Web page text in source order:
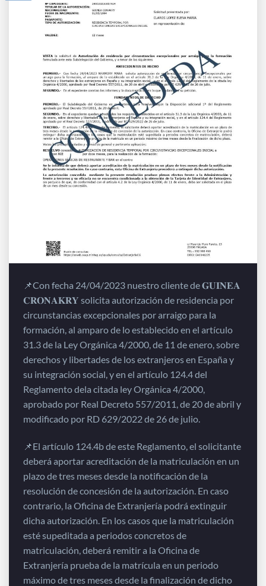
📌Con fecha 24/04/2023 nuestro cliente de 𝐆𝐔𝐈𝐍𝐄𝐀
𝐂𝐑𝐎𝐍𝐀𝐊𝐑𝐘 solicita autorización de residencia por
circunstancias excepcionales por arraigo para la
formación, al amparo de lo establecido en el artículo
31.3 de la Ley Orgánica 4/2000, de 11 de enero, sobre
derechos y libertades de los extranjeros en España y
su integración social, y en el artículo 124.4 del
Reglamento dela citada ley Orgánica 4/2000,
aprobado por Real Decreto 557/2011, de 20 de abril y
modificado por RD 629/2022 de 26 de julio.
📌El artículo 124.4b de este Reglamento, el solicitante
deberá aportar acreditación de la matriculación en un
plazo de tres meses desde la notificación de la
resolución de concesión de la autorización. En caso
contrario, la Oficina de Extranjería podrá extinguir
dicha autorización. En los casos que la matriculación
esté supeditada a periodos concretos de
matriculación, deberá remitir a la Oficina de
Extranjería prueba de la matrícula en un periodo
máximo de tres meses desde la finalización de dicho